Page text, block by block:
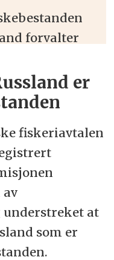
forvalter
Det
siden
av den
Ukraina.
har
og
er
fiskeriavtalen
at
som er